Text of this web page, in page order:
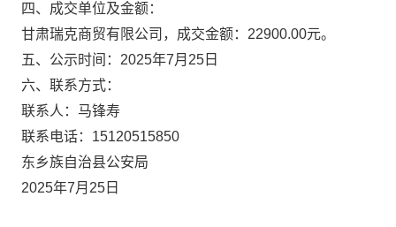
四、成交单位及金额：
甘肃瑞克商贸有限公司 ， 成交金额： 22900.00元。
五、公示时间： 2025年7月25日
六、联系方式：
联系人：马锋寿
联系电话： 15120515850
东乡族自治县公安局
2025年7月25日